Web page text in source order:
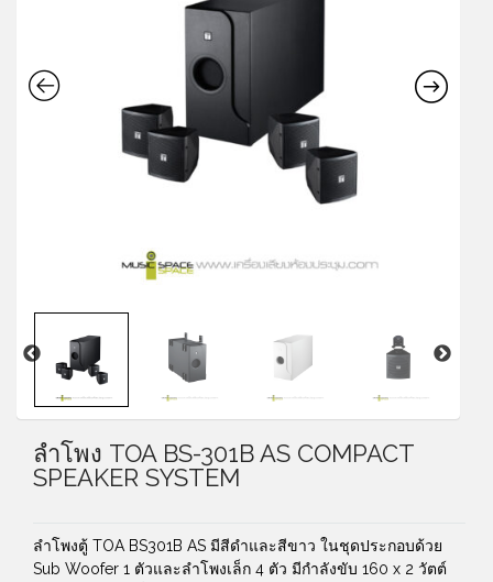
ลำโพง TOA BS-301B AS COMPACT
SPEAKER SYSTEM
ลำโพงตู้ TOA BS301B AS มีสีดำและสีขาว ในชุดประกอบด้วย
Sub Woofer 1 ตัวและลำโพงเล็ก 4 ตัว มีกำลังขับ 160 x 2 วัตต์